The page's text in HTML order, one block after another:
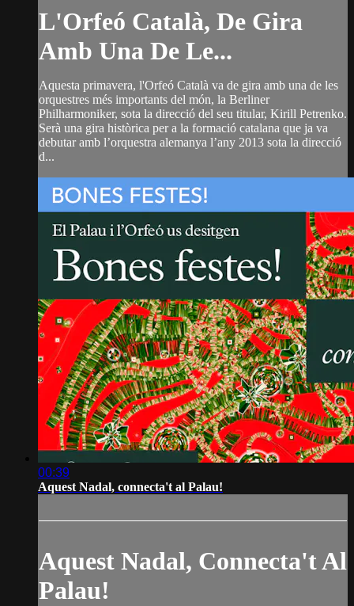
L'Orfeó Català, De Gira
Amb Una De Le...
Aquesta primavera, l'Orfeó Català va de gira amb una de les
orquestres més importants del món, la Berliner
Philharmoniker, sota la direcció del seu titular, Kirill Petrenko.
Serà una gira històrica per a la formació catalana que ja va
debutar amb l’orquestra alemanya l’any 2013 sota la direcció
d...
00:39
Aquest Nadal, connecta't al Palau!
Aquest Nadal, Connecta't Al
Palau!